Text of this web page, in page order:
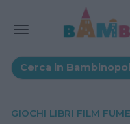
GIOCHI LIBRI FILM